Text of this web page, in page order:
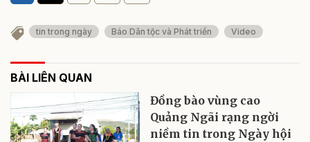
tin trong ngày Báo Dân tộc và Phát triển Video
BÀI LIÊN QUAN
Đồng bào vùng cao
Quảng Ngãi rạng ngời
niềm tin trong Ngày hội